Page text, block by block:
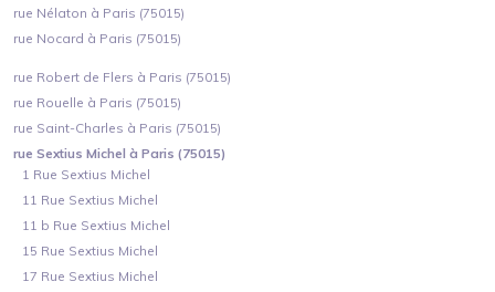
rue Nélaton à Paris (75015)
rue Nocard à Paris (75015)
rue Robert de Flers à Paris (75015)
rue Rouelle à Paris (75015)
rue Saint-Charles à Paris (75015)
rue Sextius Michel à Paris (75015)
1 Rue Sextius Michel
11 Rue Sextius Michel
11 b Rue Sextius Michel
15 Rue Sextius Michel
17 Rue Sextius Michel